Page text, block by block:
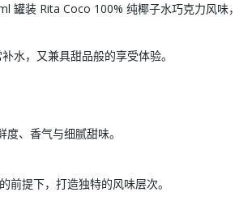
罐装 Rita Coco 100% 纯椰子水巧克力风味
水，又兼具甜品般的享受体验。
、香气与细腻甜味。
提下，打造独特的风味层次。